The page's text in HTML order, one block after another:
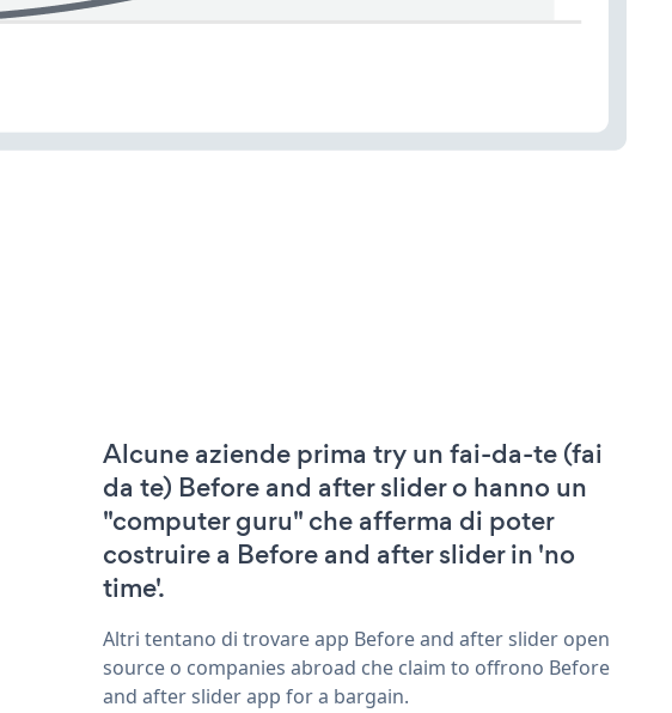
Alcune aziende prima try un fai-da-te (fai
da te) Before and after slider o hanno un
"computer guru" che afferma di poter
costruire a Before and after slider in 'no
time'.
Altri tentano di trovare app Before and after slider open
source o companies abroad che claim to offrono Before
and after slider app for a bargain.